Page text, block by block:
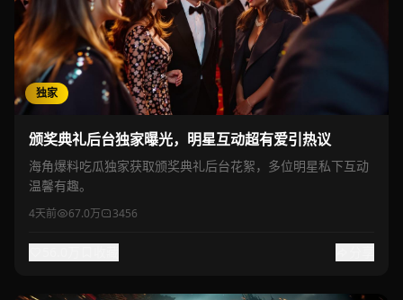
独家
颁奖典礼后台独家曝光，明星互动超有爱引热议
海角爆料吃瓜独家获取颁奖典礼后台花絮，多位明星私下互动
温馨有趣。
4天前 67.0万 3456